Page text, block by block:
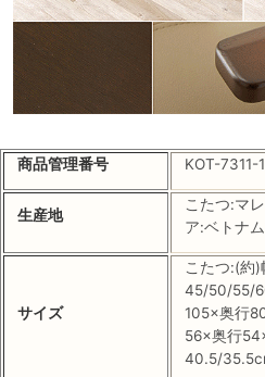
商品管理番号 KOT-7311-
生産地
こたつ:マ
ア:ベトナ
サイズ
こたつ:(約
45/50/55/
105×奥行
56×奥行
40.5/